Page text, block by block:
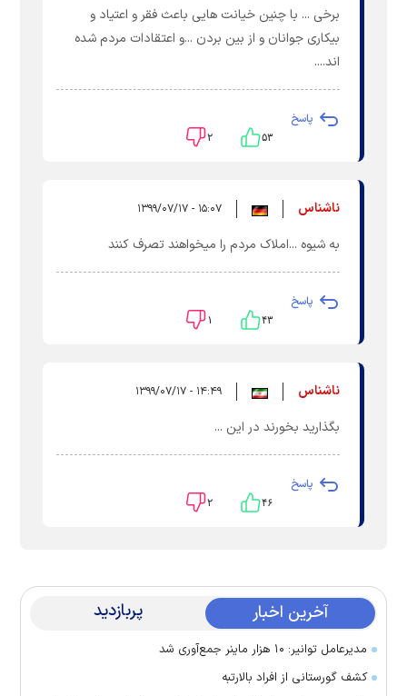
برخی ... با چنین خیانت هایی باعث فقر و اعتیاد و
بیکاری جوانان و از بین بردن ...و اعتقادات مردم شده
اند....
پاسخ
۵۳ ۲
ناشناس ۱۵:۰۷ - ۱۳۹۹/۰۷/۱۷
به شیوه ...املاک مردم را میخواهند تصرف کنند
پاسخ
۴۳ ۱
ناشناس ۱۴:۴۹ - ۱۳۹۹/۰۷/۱۷
بگذارید بخورند در این ...
پاسخ
۴۶ ۲
آخرین اخبار پربازدید
مدیرعامل توانیر: ۱۰ هزار ماینر جمع‌آوری شد
کشف گورستانی از افراد بالارتبه